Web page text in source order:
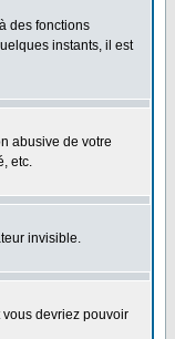
des fonctions
instants, il est
abusive de votre
etc.
invisible.
devriez pouvoir